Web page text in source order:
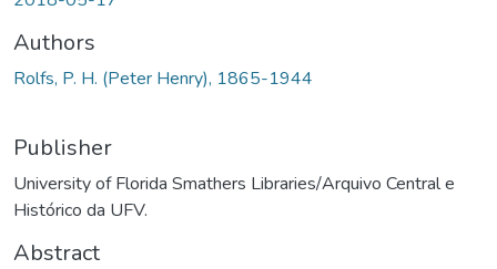
Authors
Rolfs, P. H. (Peter Henry), 1865-1944
Publisher
University of Florida Smathers Libraries/Arquivo Central e
Histórico da UFV.
Abstract